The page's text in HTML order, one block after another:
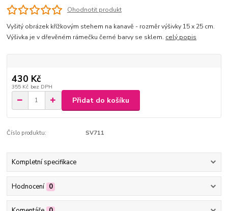
Ohodnotit produkt
Vyšitý obrázek křížkovým stehem na kanavě - rozměr výšivky 15 x 25 cm.
Výšivka je v dřevěném rámečku černé barvy se sklem. celý popis
430 Kč
355 Kč bez DPH
Přidat do košíku
Číslo produktu: SV711
Kompletní specifikace
Hodnocení 0